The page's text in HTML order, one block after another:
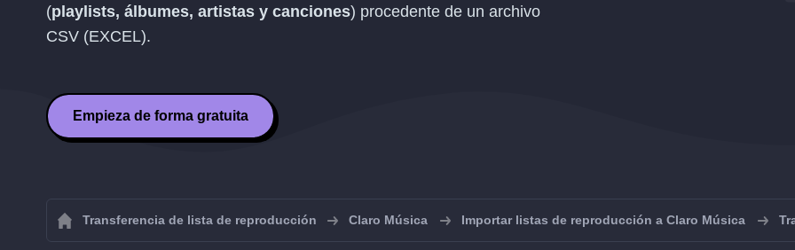
(playlists, álbumes, artistas y canciones) procedente de un archivo
CSV (EXCEL).
Empieza de forma gratuita
Transferencia de lista de reproducción Claro Música Importar listas de reproducción a Claro Música